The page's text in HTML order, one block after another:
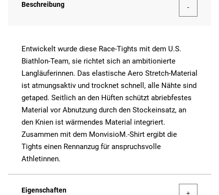
Beschreibung
Entwickelt wurde diese Race-Tights mit dem U.S.
Biathlon-Team, sie richtet sich an ambitionierte
Langläuferinnen. Das elastische Aero Stretch-Material
ist atmungsaktiv und trocknet schnell, alle Nähte sind
getaped. Seitlich an den Hüften schützt abriebfestes
Material vor Abnutzung durch den Stockeinsatz, an
den Knien ist wärmendes Material integriert.
Zusammen mit dem MonvisioM.-Shirt ergibt die
Tights einen Rennanzug für anspruchsvolle
Athletinnen.
Eigenschaften